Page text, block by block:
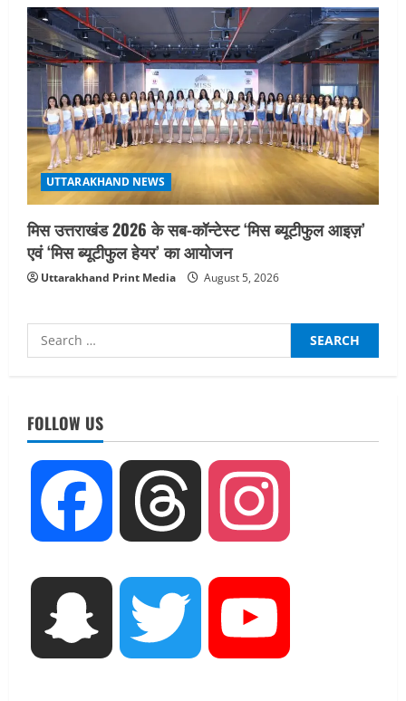
UTTARAKHAND NEWS
मिस उत्तराखंड 2026 के सब-कॉन्टेस्ट ‘मिस ब्यूटीफुल आइज़’
एवं ‘मिस ब्यूटीफुल हेयर’ का आयोजन
Uttarakhand Print Media August 5, 2026
Search
for:
FOLLOW US
Facebook Threads
Snapchat Twitter
UTTARAKHAND NEWS
मिस उत्तराखंड 2026 के सब-कॉन्टेस्ट ‘मिस
ब्यूटीफुल आइज़’ एवं ‘मिस ब्यूटीफुल हेयर’ का
August 5, 2026
UTTARAKHAND NEWS
एमआईटी वर्ल्ड पीस यूनिवर्सिटी और जर्मनी के
बीएसबीआई के बीच समझौता; भारतीय छात्रों